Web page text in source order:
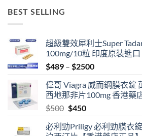
BEST SELLING
超級雙效犀利士Super
100mg/10粒 印度原裝進口
$489 – $2500Price
$489
through
偉哥 Viagra 威而鋼膜衣錠
西地那非片100mg 香港藥
$500 Original
was:
$450Current
is:
必利勁Priligy 必利勁膜衣